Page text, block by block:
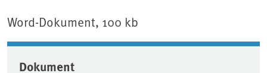
Word-Dokument, 100 kb
Dokument